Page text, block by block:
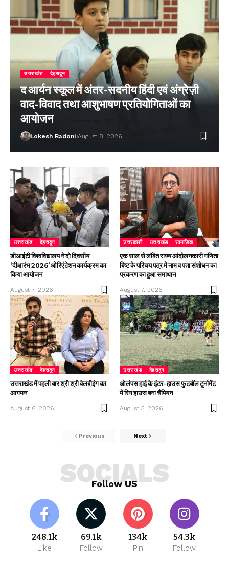
उत्तराखंड देहरादून
द आर्यन स्कूल में अंतर-सदनीय हिंदी एवं अंग्रेज़ी
वाद-विवाद तथा आशुभाषण प्रतियोगिताओं का
आयोजन
Lokesh Badoni August 8, 2026
उत्तराखंड देहरादून
डीआईटी विश्वविद्यालय ने दो दिवसीय
‘दीक्षारंभ 2026’ ओरिएंटेशन कार्यक्रम का
किया आयोजन
August 7, 2026
उत्तरकाशी उत्तराखंड सामाजिक
एक साल से लंबित राज्य आंदोलनकारी गणिता
बिष्ट के परिचय पत्र में नाम व पता संशोधन का
प्रकरण का हुआ समाधान
August 7, 2026
उत्तराखंड देहरादून
उत्तराखंड में पहली बार श्री श्री वेलबीइंग का
आगमन
August 6, 2026
उत्तराखंड देहरादून
ओलंपस हाई के इंटर-हाउस फुटबॉल टूर्नामेंट
में रिग हाउस बना चैंपियन
August 5, 2026
Previous Next
Follow US
SOCIALS
248.1k
Like
69.1k
Follow
134k
Pin
54.3k
Follow